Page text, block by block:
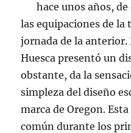
hace unos años,
las equipaciones de
jornada de la anterior.
Huesca presentó un
obstante, da la
simpleza del diseño
marca de Oregon.
común durante los